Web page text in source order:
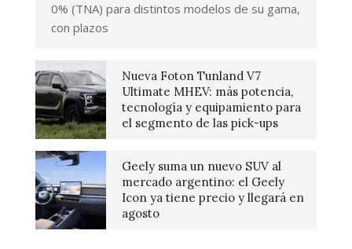
0% (TNA) para distintos modelos de su gama,
con plazos
Nueva Foton Tunland V7
Ultimate MHEV: más potencia,
tecnología y equipamiento para
el segmento de las pick-ups
Geely suma un nuevo SUV al
mercado argentino: el Geely
Icon ya tiene precio y llegará en
agosto